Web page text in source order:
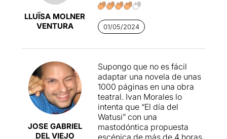
El día del Watusi
Barcelona dels últims trenta
anys del segle xx que fa
Imprescindible!
LLUÏSA MOLNER
VENTURA
01/05/2024
JOSE GABRIEL
DEL VIEJO
Supongo que no es fácil
adaptar una novela de unas
1000 páginas en una obra
teatral. Ivan Morales lo
intenta que “El día del
Watusi” con una
mastodóntica propuesta
escénica de más de 4 horas.